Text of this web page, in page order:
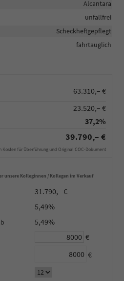
63.310,– €
23.520,– €
37,2%
39.790,– €
Kosten für Überführung und Original COC-Dokument
unsere Kolleginnen / Kollegen im Verkauf
31.790,– €
5,49%
5,49%
€
€
Alcantara
unfallfrei
Scheckheftgepflegt
fahrtauglich